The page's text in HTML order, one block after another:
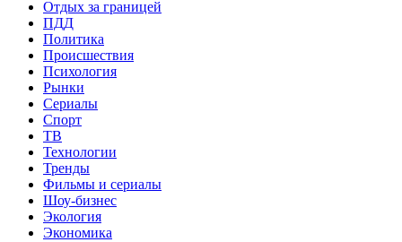
Отдых за границей
ПДД
Политика
Происшествия
Психология
Рынки
Сериалы
Спорт
ТВ
Технологии
Тренды
Фильмы и сериалы
Шоу-бизнес
Экология
Экономика